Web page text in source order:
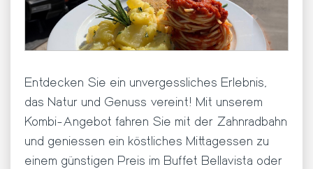
Entdecken Sie ein unvergessliches Erlebnis,
das Natur und Genuss vereint! Mit unserem
Kombi-Angebot fahren Sie mit der Zahnradbahn
und geniessen ein köstliches Mittagessen zu
einem günstigen Preis im Buffet Bellavista oder